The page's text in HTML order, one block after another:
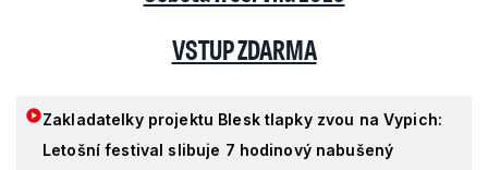
VSTUP ZDARMA
Zakladatelky projektu Blesk tlapky zvou na Vypich:
Letošní festival slibuje 7 hodinový nabušený